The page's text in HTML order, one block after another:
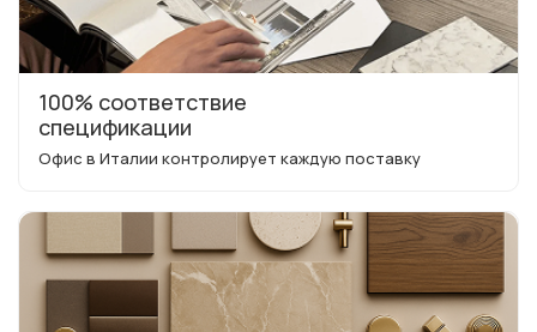
100% соответствие
спецификации
Офис в Италии контролирует каждую поставку